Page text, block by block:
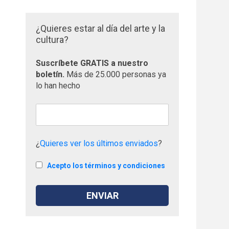
¿Quieres estar al día del arte y la
cultura?
Suscríbete GRATIS a nuestro
boletín. Más de 25.000 personas ya
lo han hecho
¿Quieres ver los últimos enviados?
Acepto los términos y condiciones